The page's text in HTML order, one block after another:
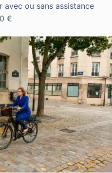
ou sans assistance
€